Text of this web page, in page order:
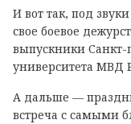
И вот так, под
свое боевое
выпускники Санкт-
университета МВД
А дальше —
встреча с самыми